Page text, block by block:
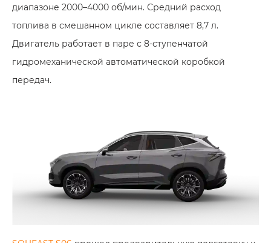
диапазоне 2000–4000 об/мин. Средний расход
топлива в смешанном цикле составляет 8,7 л.
Двигатель работает в паре с 8-ступенчатой
гидромеханической автоматической коробкой
передач.